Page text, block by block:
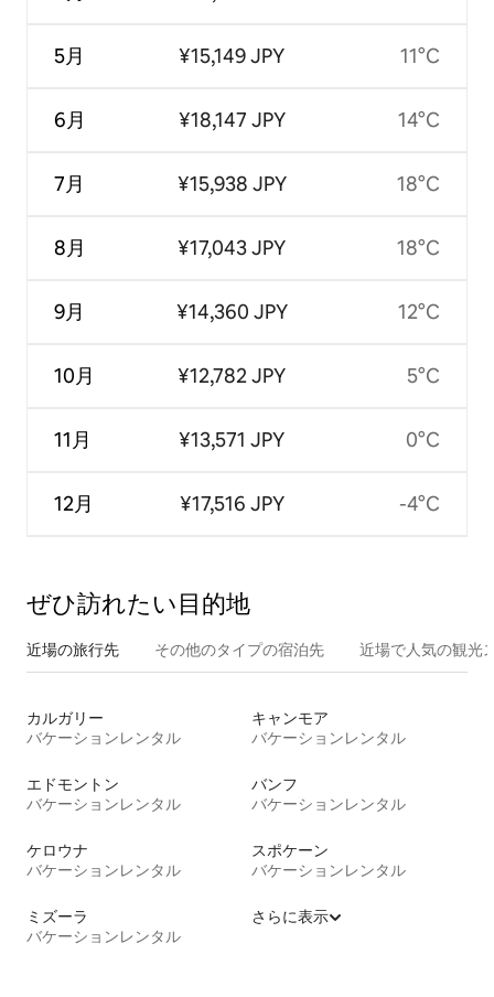
5月
6月
7月
8月
9月
10月
11月
12月
¥15,149 JPY
¥18,147 JPY
¥15,938 JPY
¥17,043 JPY
¥14,360 JPY
¥12,782 JPY
¥13,571 JPY
¥17,516 JPY
11°C
14°C
18°C
18°C
12°C
5°C
0°C
-4°C
ぜひ訪⁠れ⁠た⁠い目⁠的⁠地
近場の旅行先 その他のタ⁠イ⁠プ⁠の宿⁠泊⁠先 近場で人気の観光
カルガリー
バケーションレンタル
キャンモア
バケーションレンタル
エドモントン
バケーションレンタル
バンフ
バケーションレンタル
ケロウナ
バケーションレンタル
スポケーン
バケーションレンタル
ミズーラ
バケーションレンタル
さらに表示